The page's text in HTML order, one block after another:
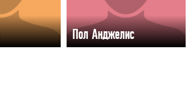
Пол Анджелис